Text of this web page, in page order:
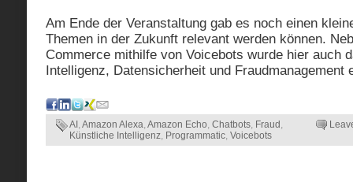
Am Ende der Veranstaltung gab es noch einen
Themen in der Zukunft relevant werden können.
Commerce mithilfe von Voicebots wurde hier auch
Intelligenz, Datensicherheit und Fraudmanagement
AI , Amazon Alexa, Amazon Echo, Chatbots, Fraud ,
Künstliche Intelligenz, Programmatic, Voicebots